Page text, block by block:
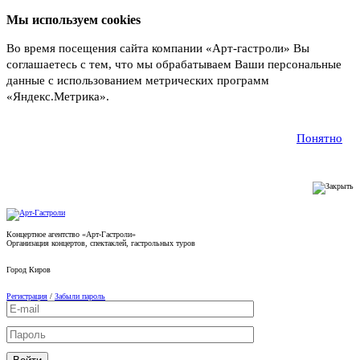
Мы используем cookies
Во время посещения сайта компании «Арт-гастроли» Вы
соглашаетесь с тем, что мы обрабатываем Ваши персональные
данные с использованием метрических программ
«Яндекс.Метрика».
Понятно
Концертное агентство «Арт-Гастроли»
Организация концертов, спектаклей, гастрольных туров
Город Киров
Регистрация / Забыли пароль